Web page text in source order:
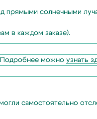
прямыми солнечными
в каждом заказе).
Подробнее можно узнать
самостоятельно